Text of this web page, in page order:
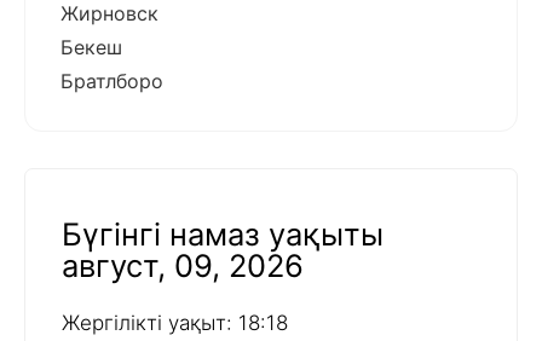
Жирновск
Бекеш
Братлборо
Бүгінгі намаз уақыты
август, 09, 2026
Жергілікті уақыт: 18:18